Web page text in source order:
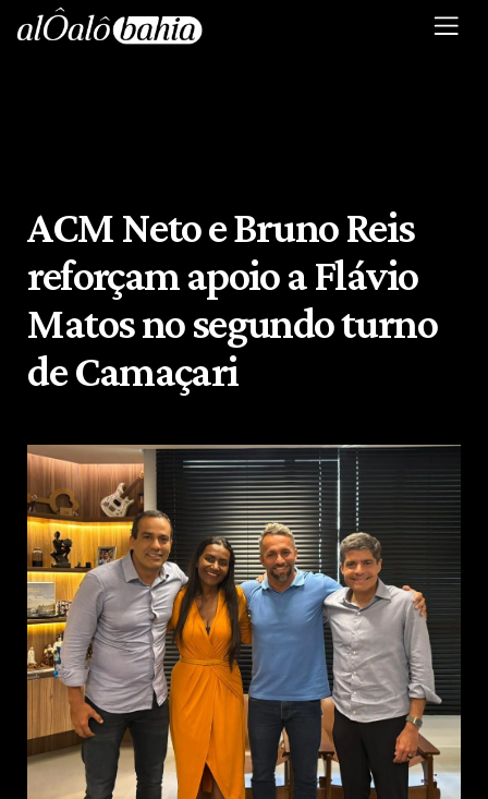
ACM Neto e Bruno Reis
reforçam apoio a Flávio
Matos no segundo turno
de Camaçari